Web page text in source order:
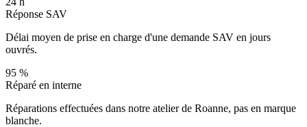
Réponse SAV
Délai moyen de prise en charge d'une demande SAV en jours
ouvrés.
95 %
Réparé en interne
Réparations effectuées dans notre atelier de Roanne, pas en marque
blanche.